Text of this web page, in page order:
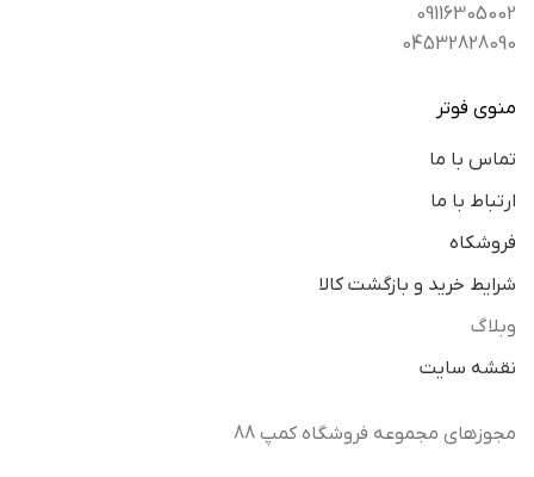
09116305002
04532828090
منوی فوتر
تماس با ما
ارتباط با ما
فروشکاه
شرایط خرید و بازگشت کالا
وبلاگ
نقشه سایت
مجوزهای مجموعه فروشگاه کمپ 88